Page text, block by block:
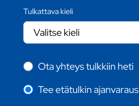
Tulkattava kieli
Ota yhteys tulkkiin heti
Tee etätulkin ajanvaraus